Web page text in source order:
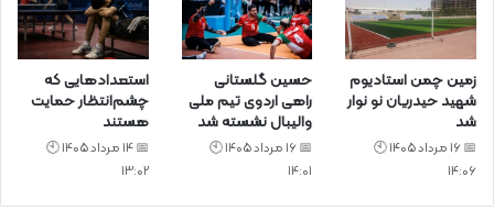
زمین چمن استادیوم
شهید حیدریان نو نوار
شد
📅 16 مرداد 1405 🕙
14:06
حسین گلستانی
راهی اردوی تیم ملی
والیبال نشسته شد
📅 16 مرداد 1405 🕙
14:01
استعدادهایی که
چشم‌انتظار حمایت
هستند
📅 14 مرداد 1405 🕙
13:02